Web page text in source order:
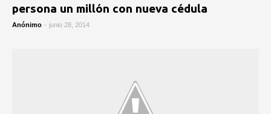
persona un millón con nueva cédula
Anónimo - junio 28, 2014